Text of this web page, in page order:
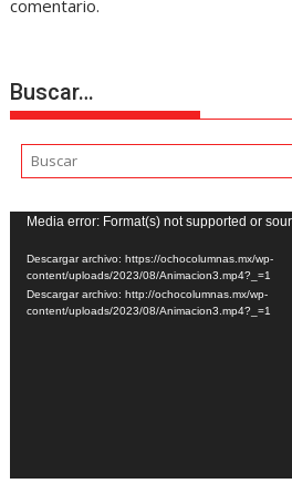
comentario.
Buscar…
Reproductor
de
vídeo
Media error: Format(s) not supported or
Descargar archivo: https://ochocolumnas.mx/wp-
content/uploads/2023/08/Animacion3.mp4?_=1
Descargar archivo: http://ochocolumnas.mx/wp-
content/uploads/2023/08/Animacion3.mp4?_=1